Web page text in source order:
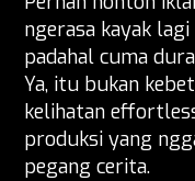
ngerasa kayak
padahal cuma
Ya, itu bukan
kelihatan
produksi yang
pegang cerita.